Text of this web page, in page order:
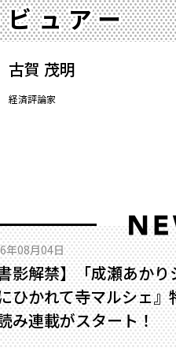
ビュアー
古賀 茂明
経済評論家
年08月04日
影解禁】「成瀬あか
ひかれて寺マルシェ
み連載がスタート！